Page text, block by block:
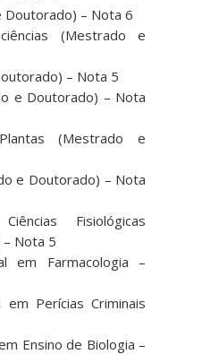
Doutorado) – Nota 6
(Mestrado e
– Nota 5
e Doutorado) – Nota
(Mestrado e
e Doutorado) – Nota
Fisiológicas
Nota 5
em Farmacologia –
Perícias Criminais
Ensino de Biologia –